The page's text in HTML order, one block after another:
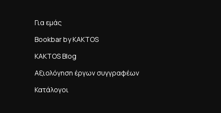
Για εμάς
Bookbar by KAKTOS
KAKTOS Blog
Αξιολόγηση έργων συγγραφέων
Κατάλογοι